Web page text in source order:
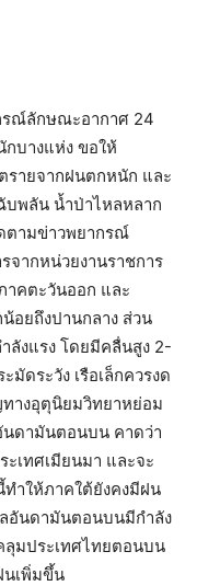
รณ์ลักษณะอากาศ 24
บางแห่ง ขอให้
รายจากฝนตกหนัก และ
พลัน น้ำป่าไหลหลาก
ตามข่าวพยากรณ์
จากหน่วยงานราชการ
าคตะวันออก และ
อยถึงปานกลาง ส่วน
งแรง โดยมีคลื่นสูง 2-
มัดระวัง เรือเล็กควรงด
างอุตุนิยมวิทยาหย่อม
นดามันตอนบน คาดว่า
ะเทศเมียนมา และจะ
ำให้ภาคใต้ยังคงมีฝน
อันดามันตอนบนมีกำลัง
ลุมประเทศไทยตอนบน
นเพิ่มขึ้น